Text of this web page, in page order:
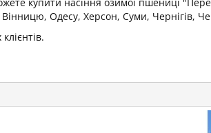
Одесу, Херсон, Суми, Чернігів,